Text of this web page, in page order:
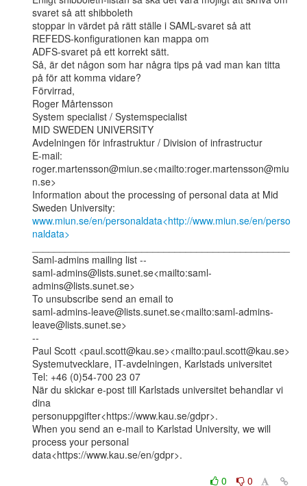
svaret så att shibboleth
stoppar in värdet på rätt ställe i SAML-svaret så att
REFEDS-konfigurationen kan mappa om
ADFS-svaret på ett korrekt sätt.
Så, är det någon som har några tips på vad man kan titta
på för att komma vidare?
Förvirrad,
Roger Mårtensson
System specialist / Systemspecialist
MID SWEDEN UNIVERSITY
Avdelningen för infrastruktur / Division of infrastructur
E-mail:
roger.martensson@miun.se<mailto:roger.martensson@miu
n.se>
Information about the processing of personal data at Mid
www.miun.se/en/personaldata<http://www.miun.se/en/perso
naldata>
Saml-admins mailing list --
saml-admins@lists.sunet.se<mailto:saml-
admins@lists.sunet.se>
To unsubscribe send an email to
saml-admins-leave@lists.sunet.se<mailto:saml-admins-
leave@lists.sunet.se>
--
Paul Scott <paul.scott@kau.se><mailto:paul.scott@kau.se>
Systemutvecklare, IT-avdelningen, Karlstads universitet
Tel: +46 (0)54-700 23 07
När du skickar e-post till Karlstads universitet behandlar vi
dina
personuppgifter<https://www.kau.se/gdpr>.
When you send an e-mail to Karlstad University, we will
process your personal
data<https://www.kau.se/en/gdpr>.
0
0